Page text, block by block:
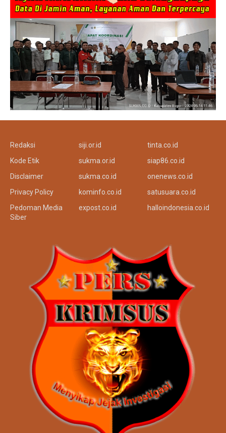
Redaksi
Kode Etik
Disclaimer
Privacy Policy
Pedoman Media
Siber
siji.or.id
sukma.or.id
sukma.co.id
kominfo.co.id
expost.co.id
tinta.co.id
siap86.co.id
onenews.co.id
satusuara.co.id
halloindonesia.co.id